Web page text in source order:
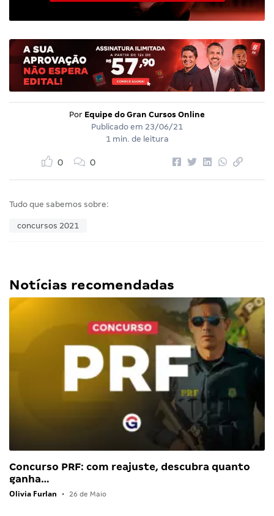
Por Equipe do Gran Cursos Online
Publicado em 23/06/21
1 min. de leitura
0 0
Tudo que sabemos sobre:
concursos 2021
Notícias recomendadas
Concurso PRF: com reajuste, descubra quanto
ganha…
Olivia Furlan • 26 de Maio